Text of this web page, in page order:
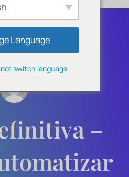
–
Language
switch language